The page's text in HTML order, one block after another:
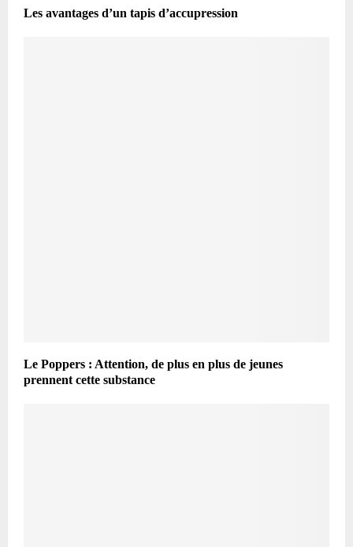
Les avantages d’un tapis d’accupression
Le Poppers : Attention, de plus en plus de jeunes
prennent cette substance